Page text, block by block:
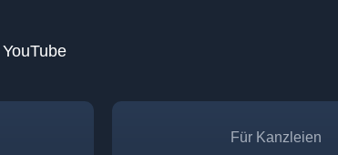
YouTube
Für Kanzleien